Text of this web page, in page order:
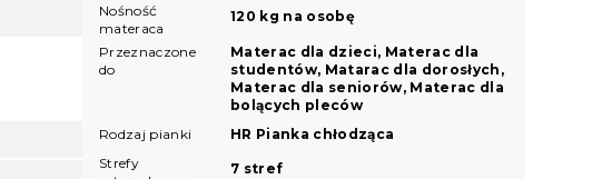
Nośność
materaca
120 kg na osobę
Przeznaczone
do
Materac dla dzieci, Materac dla
studentów, Matarac dla dorosłych,
Materac dla seniorów, Materac dla
bolących pleców
Rodzaj pianki
HR Pianka chłodząca
Strefy
7 stref